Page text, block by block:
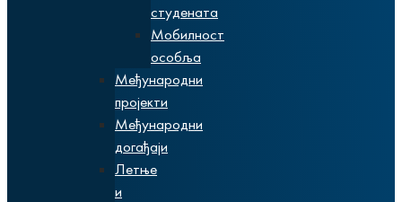
студената
Мобилност
особља
Међународни
пројекти
Међународни
догађаји
Летње
и